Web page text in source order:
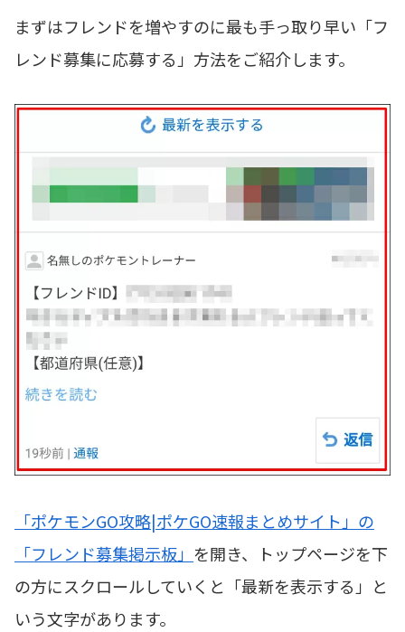
まずはフレンドを増やすのに最も手っ取り早い「フ
レンド募集に応募する」方法をご紹介します。
「ポケモンGO攻略|ポケGO速報まとめサイト」の
「フレンド募集掲示板」 を開き、トップページを下
の方にスクロールしていくと「最新を表示する」と
いう文字があります。